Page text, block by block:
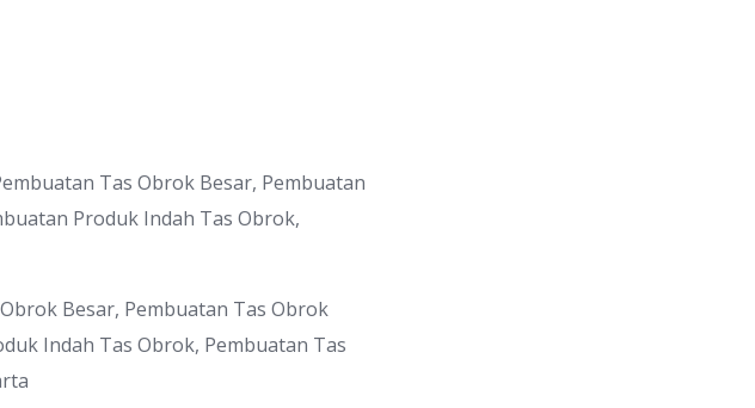
Tas Obrok Besar, Pembuatan
Produk Indah Tas Obrok,
Besar, Pembuatan Tas Obrok
Indah Tas Obrok, Pembuatan Tas